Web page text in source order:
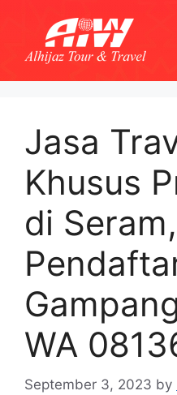
content
Jasa
Khusus
di
WA
September 3, 2023 by